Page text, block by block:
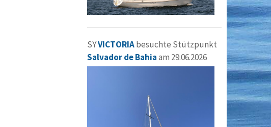
SYVICTORIAbesuchte Stützpunkt
Salvador de Bahiaam 29.06.2026